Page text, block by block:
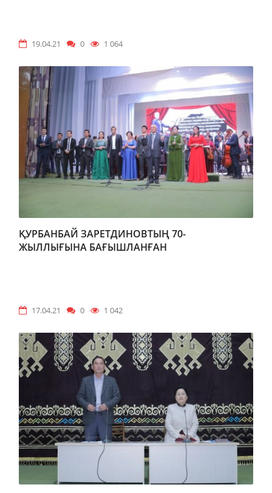
19.04.21 0 1 064
ҚУРБАНБАЙ ЗАРЕТДИНОВТЫҢ 70-
ЖЫЛЛЫҒЫНА БАҒЫШЛАНҒАН
17.04.21 0 1 042